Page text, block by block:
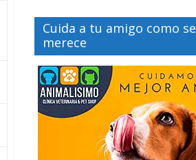
Cuida a tu amigo como se
merece